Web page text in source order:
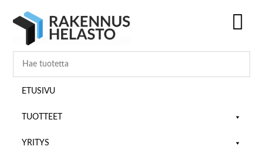
pääsisältöön
ensisijaiseen
alatunnisteeseen
ETUSIVU
TUOTTEET
YRITYS